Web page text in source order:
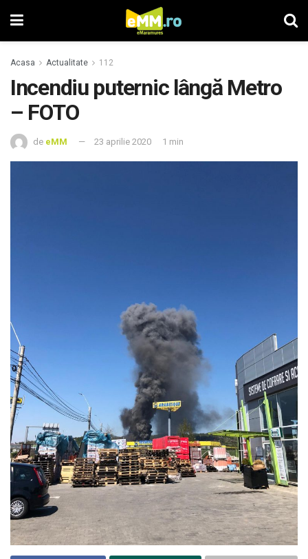
Acasa Actualitate 112
Incendiu puternic lângă Metro
– FOTO
de eMM 23 aprilie 2020 1 min